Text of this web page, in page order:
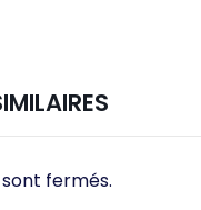
fermés.